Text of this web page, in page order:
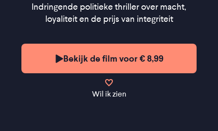
Indringende politieke thriller over macht,
loyaliteit en de prijs van integriteit
Bekijk de film voor € 8,99
Wil ik zien